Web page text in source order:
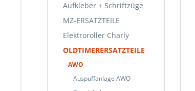
Aufkleber + Schriftzüge
MZ-ERSATZTEILE
Elektroroller Charly
OLDTIMERERSATZTEILE
AWO
Auspuffanlage AWO